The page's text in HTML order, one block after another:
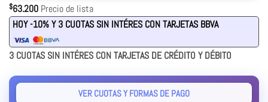
$63.200 Precio de lista
HOY -10% Y 3 CUOTAS SIN INTÉRES CON TARJETAS BBVA
3 CUOTAS SIN INTÉRES CON TARJETAS DE CRÉDITO Y DÉBITO
VER CUOTAS Y FORMAS DE PAGO